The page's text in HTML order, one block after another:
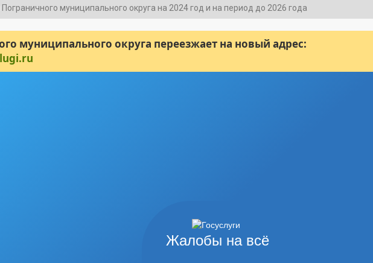
муниципального округа на 2024 год и на период до 2026 года
муниципального округа переезжает на новый адрес:
Жалобы на всё